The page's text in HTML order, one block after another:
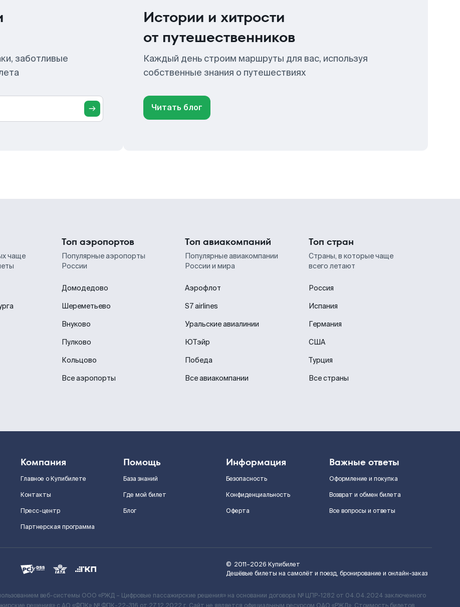
заботливые
Истории и хитрости
от путешественников
Каждый день строим маршруты для вас, используя
собственные знания о путешествиях
Читать блог
чаще
Топ аэропортов
Популярные аэропорты
России
Домодедово
Шереметьево
Внуково
Пулково
Кольцово
Все аэропорты
Топ авиакомпаний
Популярные авиакомпании
России и мира
Аэрофлот
S7 airlines
Уральские авиалинии
ЮТэйр
Победа
Все авиакомпании
Топ стран
Страны, в которые чаще
всего летают
Россия
Испания
Германия
США
Турция
Все страны
Компания
Главное о Купибилете
Контакты
Пресс-центр
Партнерская программа
Помощь
База знаний
Где мой билет
Блог
Информация
Безопасность
Конфиденциальность
Оферта
Важные ответы
Оформление и покупка
Возврат и обмен билета
Все вопросы и ответы
© 2011–2026 Купибилет
Дешёвые билеты на самолёт и поезд, бронирование и онлайн-заказ
веб-системы ООО «РЖД – Цифровые пассажирские решения» на основании договора № ЦПР-1282 от 04.04.2024 заключенного